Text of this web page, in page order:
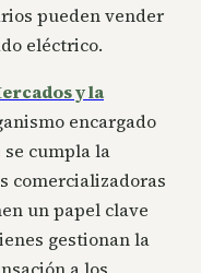
pueden vender
eléctrico.
y la
encargado
cumpla la
comercializadoras
un papel clave
gestionan la